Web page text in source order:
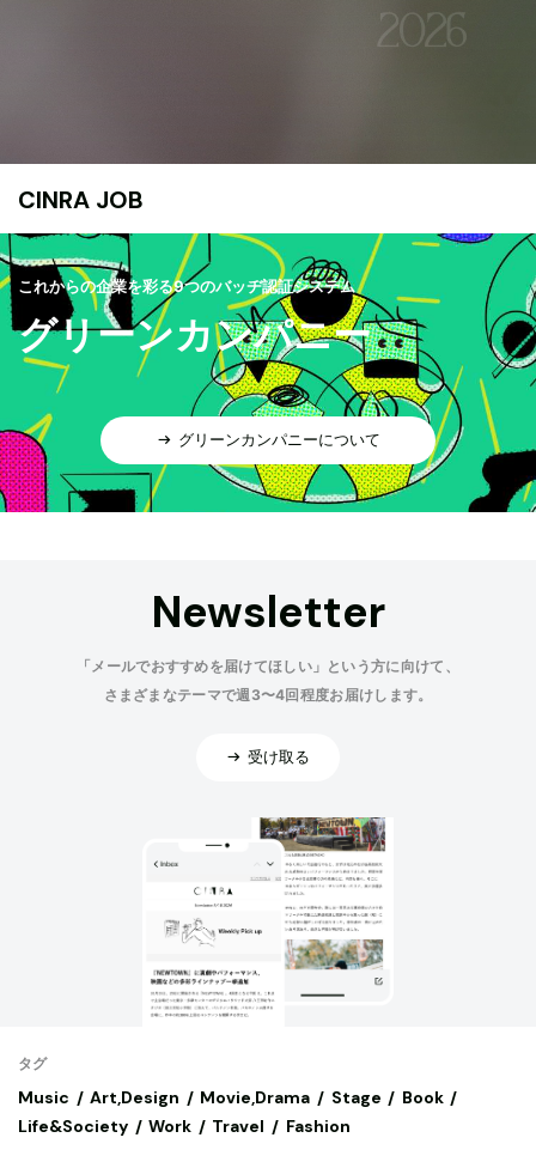
CINRA JOB
これからの企業を彩る9つのバッヂ認証システム
グリーンカンパニー
グリーンカンパニーについて
Newsletter
「メールでおすすめを届けてほしい」という方に向けて、
さまざまなテーマで週3〜4回程度お届けします。
受け取る
タグ
Music Art,Design Movie,Drama Stage
Book
Life&Society
Work Travel Fashion